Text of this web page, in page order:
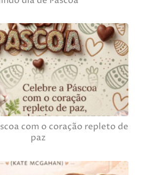
com o coração repleto de
paz